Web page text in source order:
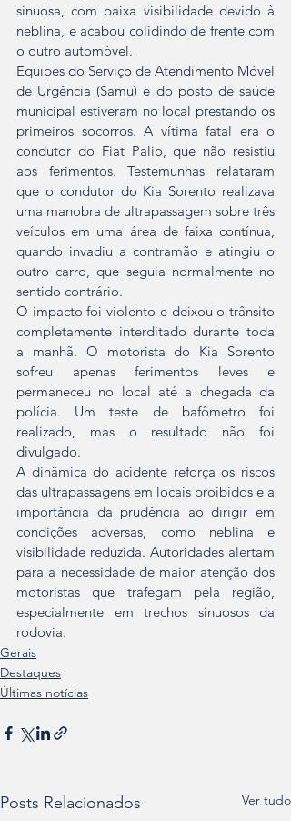
sinuosa, com baixa visibilidade devido à
neblina, e acabou colidindo de frente com
o outro automóvel.
Equipes do Serviço de Atendimento Móvel
de Urgência (Samu) e do posto de saúde
municipal estiveram no local prestando os
primeiros socorros. A vítima fatal era o
condutor do Fiat Palio, que não resistiu
aos ferimentos. Testemunhas relataram
que o condutor do Kia Sorento realizava
uma manobra de ultrapassagem sobre três
veículos em uma área de faixa contínua,
quando invadiu a contramão e atingiu o
outro carro, que seguia normalmente no
sentido contrário.
O impacto foi violento e deixou o trânsito
completamente interditado durante toda
a manhã. O motorista do Kia Sorento
sofreu apenas ferimentos leves e
permaneceu no local até a chegada da
polícia. Um teste de bafômetro foi
realizado, mas o resultado não foi
divulgado.
A dinâmica do acidente reforça os riscos
das ultrapassagens em locais proibidos e a
importância da prudência ao dirigir em
condições adversas, como neblina e
visibilidade reduzida. Autoridades alertam
para a necessidade de maior atenção dos
motoristas que trafegam pela região,
especialmente em trechos sinuosos da
rodovia.
Gerais
Destaques
Últimas notícias
Posts Relacionados Ver tudo